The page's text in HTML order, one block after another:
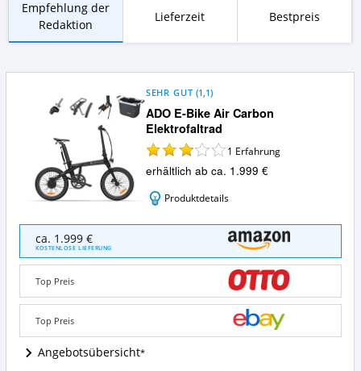
Empfehlung der
Redaktion
Lieferzeit Bestpreis
ADO E-Bike Air Carbon
Elektrofaltrad
SEHR GUT (1,1)
1 Erfahrung
erhältlich ab ca. 1.999 €
Produktdetails
Bike
Carbon
Elektrofaltrad
Angebote:
Wo
ist
dieses
ca. 1.999 €
KOSTENLOSE LIEFERUNG
Top Preis
Top Preis
Angebotsübersicht